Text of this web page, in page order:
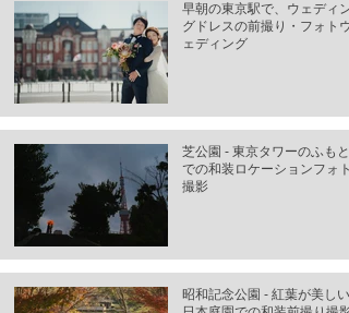
早朝の東京駅で、ウェディン
グドレスの前撮り・フォトウ
ェディング
芝公園 - 東京タワーのふもと
での和装ロケーションフォト
撮影
昭和記念公園 - 紅葉が美しい